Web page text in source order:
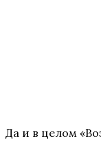
Да и в целом